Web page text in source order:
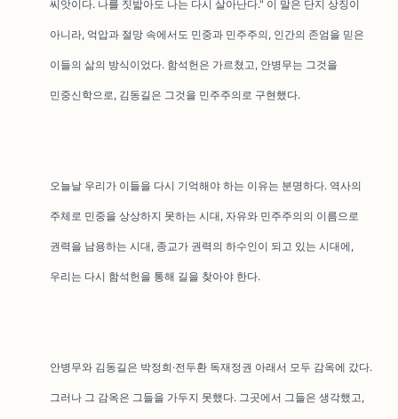
씨앗이다. 나를 짓밟아도 나는 다시 살아난다." 이 말은 단지 상징이
아니라, 억압과 절망 속에서도 민중과 민주주의, 인간의 존엄을 믿은
이들의 삶의 방식이었다. 함석헌은 가르쳤고, 안병무는 그것을
민중신학으로, 김동길은 그것을 민주주의로 구현했다.
오늘날 우리가 이들을 다시 기억해야 하는 이유는 분명하다. 역사의
주체로 민중을 상상하지 못하는 시대, 자유와 민주주의의 이름으로
권력을 남용하는 시대, 종교가 권력의 하수인이 되고 있는 시대에,
우리는 다시 함석헌을 통해 길을 찾아야 한다.
안병무와 김동길은 박정희·전두환 독재정권 아래서 모두 감옥에 갔다.
그러나 그 감옥은 그들을 가두지 못했다. 그곳에서 그들은 생각했고,